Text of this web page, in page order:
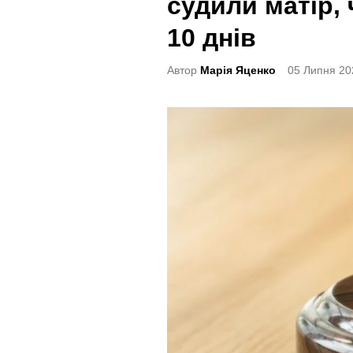
t
e
d
i
10 днів
Автор Марія Яценко 05 Липня